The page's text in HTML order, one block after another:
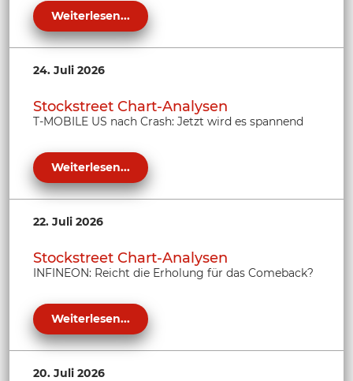
Weiterlesen...
24. Juli 2026
Stockstreet Chart-Analysen
T-MOBILE US nach Crash: Jetzt wird es spannend
Weiterlesen...
22. Juli 2026
Stockstreet Chart-Analysen
INFINEON: Reicht die Erholung für das Comeback?
Weiterlesen...
20. Juli 2026